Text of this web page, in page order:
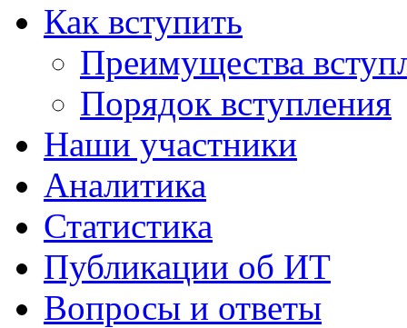
Как вступить
Преимущества
Порядок вступления
Наши участники
Аналитика
Статистика
Публикации об ИТ
Вопросы и ответы